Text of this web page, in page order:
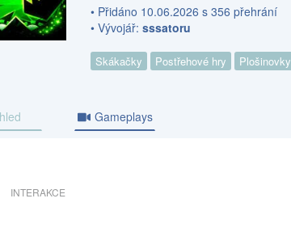
• Přidáno 10.06.2026 s 356 přehrání
• Vývojář:sssatoru
Skákačky Postřehové hry Plošinovky
Gameplays
INTERAKCE